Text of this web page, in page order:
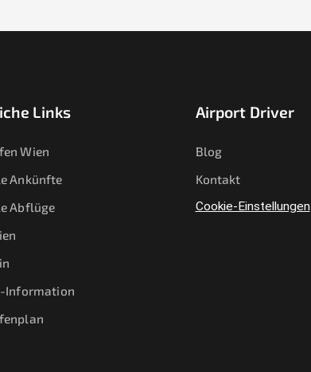
Links
Wien
Ankünfte
Abflüge
Information
Airport Driver
Blog
Kontakt
Cookie-Einstellungen